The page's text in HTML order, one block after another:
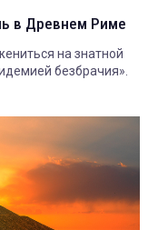
в Древнем Риме
на знатной
безбрачия».